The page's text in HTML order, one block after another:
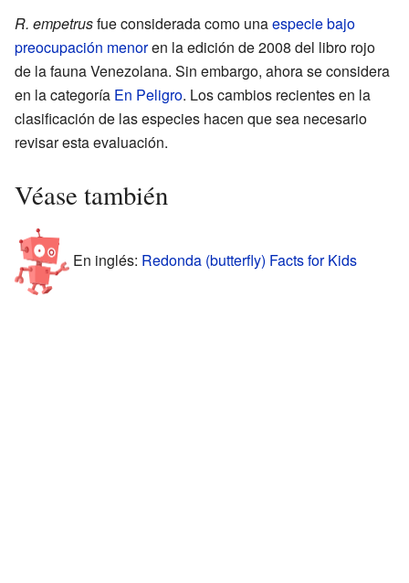
R. empetrusfue considerada como unaespecie bajo
preocupación menoren la edición de 2008 del libro rojo
de la fauna Venezolana. Sin embargo, ahora se considera
en la categoría En Peligro. Los cambios recientes en la
clasificación de las especies hacen que sea necesario
revisar esta evaluación.
Véase también
En inglés: Redonda (butterfly) Facts for Kids